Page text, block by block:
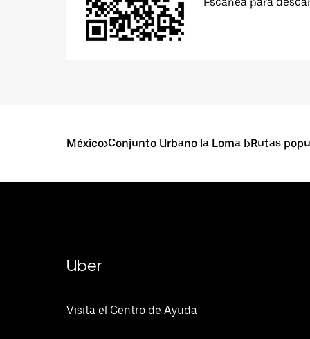
México>Conjunto Urbano la Loma I>Rutas
Uber
Visita el Centro de Ayuda